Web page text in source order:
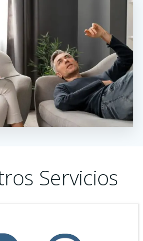
Servicios